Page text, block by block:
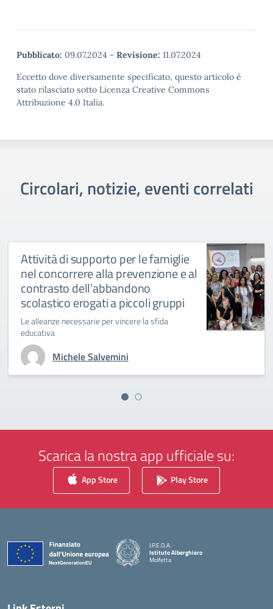
Pubblicato: 09.07.2024 - Revisione: 11.07.2024
Eccetto dove diversamente specificato, questo articolo è
stato rilasciato sotto Licenza Creative Commons
Attribuzione 4.0 Italia.
Circolari, notizie, eventi correlati
Attività di supporto per le famiglie
nel concorrere alla prevenzione e al
contrasto dell’abbandono
scolastico erogati a piccoli gruppi
Le alleanze necessarie per vincere la sfida
educativa
Michele Salvemini
Scarica la nostra app ufficiale su:
App Store Play Store
I.P.E.O.A.
Istituto Alberghiero
Molfetta